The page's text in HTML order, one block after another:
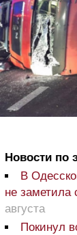
Новости по
В
не заметила
августа
Покинул